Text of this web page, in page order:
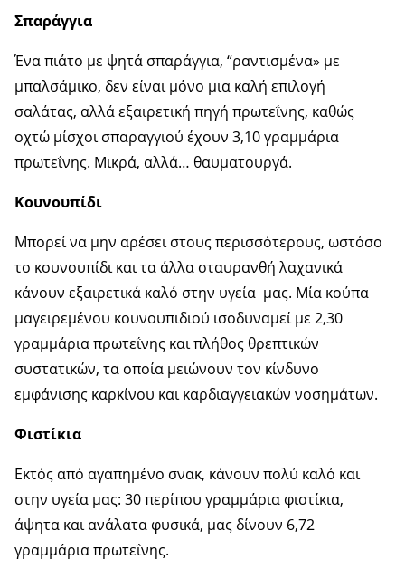
Σπαράγγια
Ένα πιάτο με ψητά σπαράγγια, “ραντισμένα» με
μπαλσάμικο, δεν είναι μόνο μια καλή επιλογή
σαλάτας, αλλά εξαιρετική πηγή πρωτεΐνης, καθώς
οχτώ μίσχοι σπαραγγιού έχουν 3,10 γραμμάρια
πρωτεΐνης. Μικρά, αλλά… θαυματουργά.
Κουνουπίδι
Μπορεί να μην αρέσει στους περισσότερους, ωστόσο
το κουνουπίδι και τα άλλα σταυρανθή λαχανικά
κάνουν εξαιρετικά καλό στην υγεία μας. Μία κούπα
μαγειρεμένου κουνουπιδιού ισοδυναμεί με 2,30
γραμμάρια πρωτεΐνης και πλήθος θρεπτικών
συστατικών, τα οποία μειώνουν τον κίνδυνο
εμφάνισης καρκίνου και καρδιαγγειακών νοσημάτων.
Φιστίκια
Εκτός από αγαπημένο σνακ, κάνουν πολύ καλό και
στην υγεία μας: 30 περίπου γραμμάρια φιστίκια,
άψητα και ανάλατα φυσικά, μας δίνουν 6,72
γραμμάρια πρωτεΐνης.